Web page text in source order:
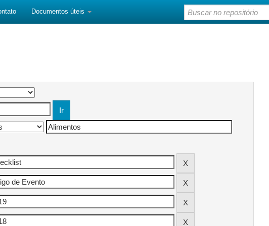
Documentos úteis